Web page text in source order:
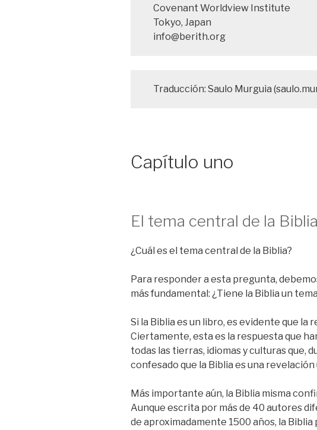
Covenant Worldview Institute
Tokyo, Japan
info@berith.org
Traducción: Saulo Murguia
Capítulo uno
El tema central de la Biblia
¿Cuál es el tema central de la Biblia?
Para responder a esta pregunta,
más fundamental: ¿Tiene la Biblia un
Si la Biblia es un libro, es evidente que la
Ciertamente, esta es la respuesta que
todas las tierras, idiomas y culturas que,
confesado que la Biblia es una revelación
Más importante aún, la Biblia misma
Aunque escrita por más de 40 autores
de aproximadamente 1500 años, la